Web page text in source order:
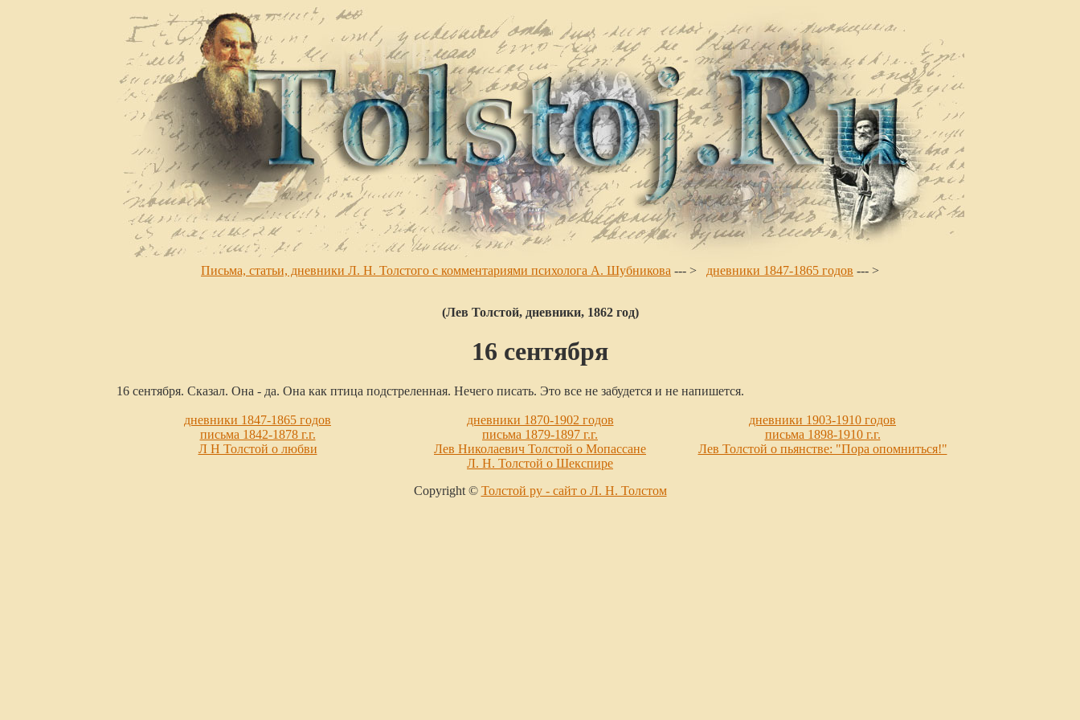
Письма, статьи, дневники Л. Н. Толстого с комментариями психолога А. Шубникова --- > дневники 1847-1865 годов --- >
(Лев Толстой, дневники, 1862 год)
16 сентября
16 сентября. Сказал. Она - да. Она как птица подстреленная. Нечего писать. Это все не забудется и не напишется.
дневники 1847-1865 годов дневники 1870-1902 годов
дневники 1903-1910 годов
письма 1842-1878 г.г.
письма 1879-1897 г.г.
письма 1898-1910 г.г.
Л Н Толстой о любви
Лев Николаевич Толстой о Мопассане
Л. Н. Толстой о Шекспире
Лев Толстой о пьянстве: "Пора опомниться!"
Copyright © Толстой ру - сайт о Л. Н. Толстом